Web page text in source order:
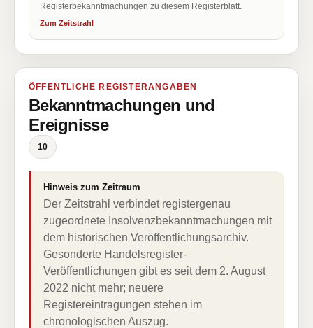
Registerbekanntmachungen zu diesem Registerblatt.
Zum Zeitstrahl
ÖFFENTLICHE REGISTERANGABEN
Bekanntmachungen und
Ereignisse
10
Hinweis zum Zeitraum
Der Zeitstrahl verbindet registergenau
zugeordnete Insolvenzbekanntmachungen mit
dem historischen Veröffentlichungsarchiv.
Gesonderte Handelsregister-
Veröffentlichungen gibt es seit dem 2. August
2022 nicht mehr; neuere
Registereintragungen stehen im
chronologischen Auszug.